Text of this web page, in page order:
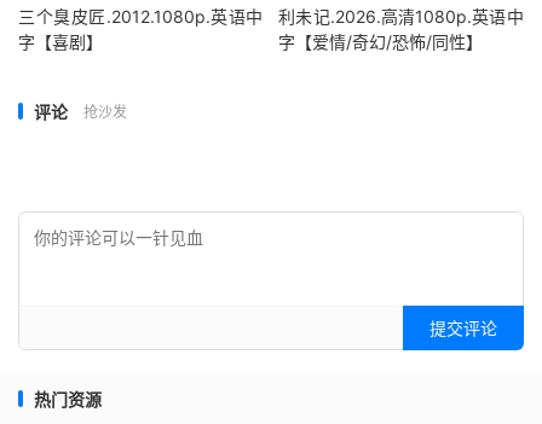
三个臭皮匠.2012.1080p.英语中
字【喜剧】
利未记.2026.高清1080p.英语中
字【爱情/奇幻/恐怖/同性】
评论 抢沙发
提交评论
热门资源